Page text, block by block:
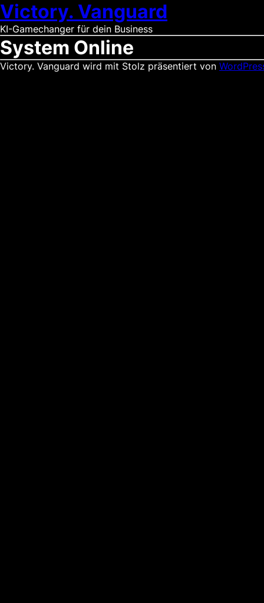
Victory. Vanguard
KI-Gamechanger für dein Business
System Online
Victory. Vanguard wird mit Stolz präsentiert von